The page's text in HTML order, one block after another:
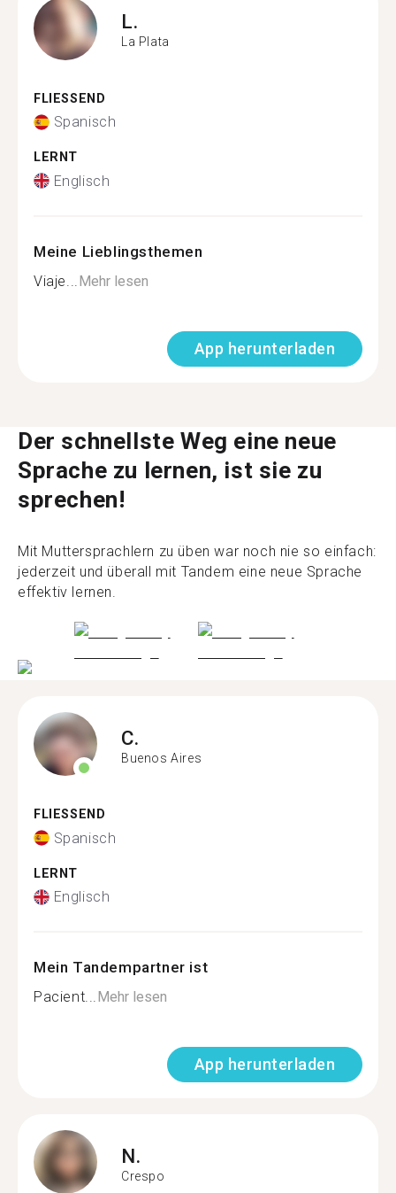
L.
La Plata
FLIESSEND
Spanisch
LERNT
Englisch
Meine Lieblingsthemen
Viaje... Mehr lesen
App herunterladen
Der schnellste Weg eine neue
Sprache zu lernen, ist sie zu
sprechen!
Mit Muttersprachlern zu üben war noch nie so einfach:
jederzeit und überall mit Tandem eine neue Sprache
effektiv lernen.
C.
Buenos Aires
FLIESSEND
Spanisch
LERNT
Englisch
Mein Tandempartner ist
Pacient...Mehr lesen
App herunterladen
N.
Crespo